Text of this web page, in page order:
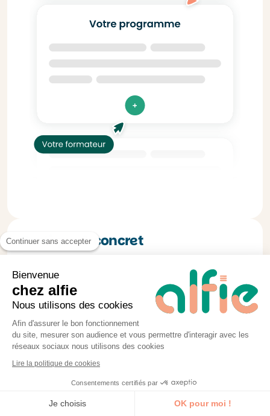
Pratique & concret
s’engagent à réaliser au moins 2
exercices par séquence de formation.
Tous consultants en activité, ils vous
proposent des études de cas réels.
Continuer sans accepter
Bienvenue
chez alfie
Nous utilisons des cookies
Afin d'assurer le bon fonctionnement
du site, mesurer son audience et vous permettre d'interagir avec les
réseaux sociaux nous utilisons des cookies
Lire la politique de cookies
Consentements certifiés par
Je choisis OK pour moi !